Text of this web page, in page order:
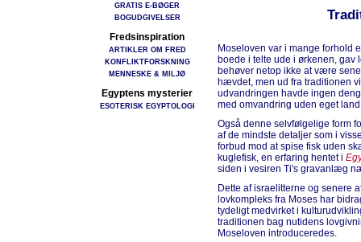
GRATIS E-BØGER
BOGUDGIVELSER
Fredsinspiration
ARTIKLER OM FRED
KONFLIKTFORSKNING
MENNESKE & MILJØ
Egyptens mysterier
ESOTERISK EGYPTOLOGI
Moseloven var i mange forhold
boede i telte ude i ørkenen, gav
behøver netop ikke at være
hævdet, men ud fra traditionen
udvandringen havde ingen
med omvandring uden eget
Også denne selvfølgelige form
af de mindste detaljer som i
forbud mod at spise fisk uden
kuglefisk, en erfaring hentet i
siden i vesiren Ti's gravanlæg
Dette af israelitterne og senere
lovkompleks fra Moses har
tydeligt medvirket i
traditionen bag nutidens
Moseloven introduceredes.